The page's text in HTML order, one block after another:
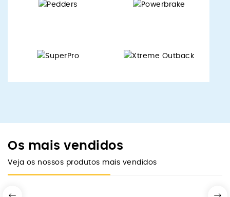
Os mais vendidos
Veja os nossos produtos mais vendidos